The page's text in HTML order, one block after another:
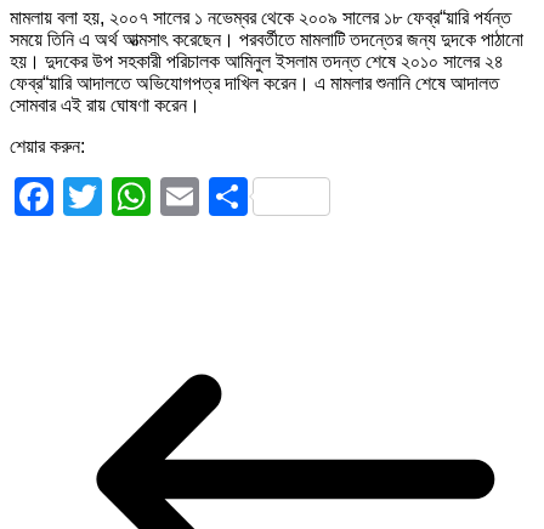
মামলায় বলা হয়, ২০০৭ সালের ১ নভেম্বর থেকে ২০০৯ সালের ১৮ ফেব্র“য়ারি পর্যন্ত
সময়ে তিনি এ অর্থ আত্মসাৎ করেছেন। পরবর্তীতে মামলাটি তদন্তের জন্য দুদকে পাঠানো
হয়। দুদকের উপ সহকারী পরিচালক আমিনুল ইসলাম তদন্ত শেষে ২০১০ সালের ২৪
ফেব্র“য়ারি আদালতে অভিযোগপত্র দাখিল করেন। এ মামলার শুনানি শেষে আদালত
সোমবার এই রায় ঘোষণা করেন।
শেয়ার করুন:
Facebook
TwitterWhatsApp
EmailShare